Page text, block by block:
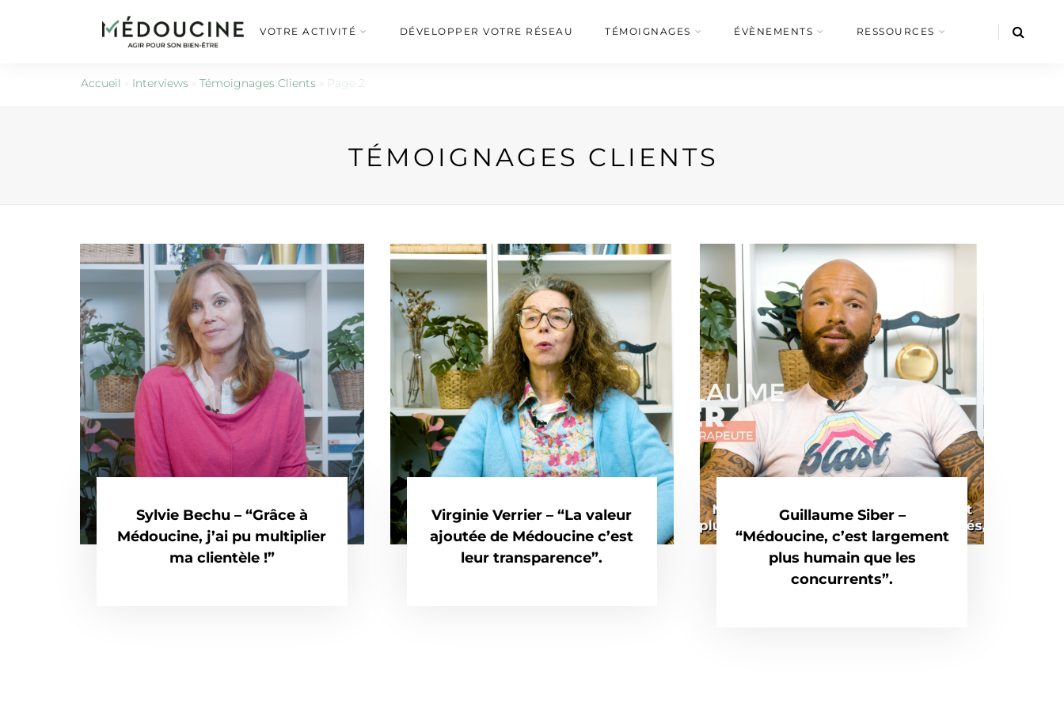
VOTRE ACTIVITÉ DÉVELOPPER VOTRE RÉSEAU TÉMOIGNAGES ÉVÈNEMENTS RESSOURCES
Accueil » Interviews » Témoignages Clients » Page 2
TÉMOIGNAGES CLIENTS
Sylvie Bechu – “Grâce à
Médoucine, j’ai pu multiplier
ma clientèle !”
Virginie Verrier – “La valeur
ajoutée de Médoucine c’est
leur transparence”.
Guillaume Siber –
“Médoucine, c’est largement
plus humain que les
concurrents”.